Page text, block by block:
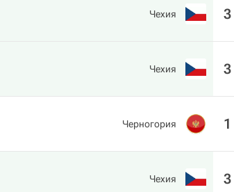
Чехия 3
Чехия 3
Черногория 1
Чехия 3